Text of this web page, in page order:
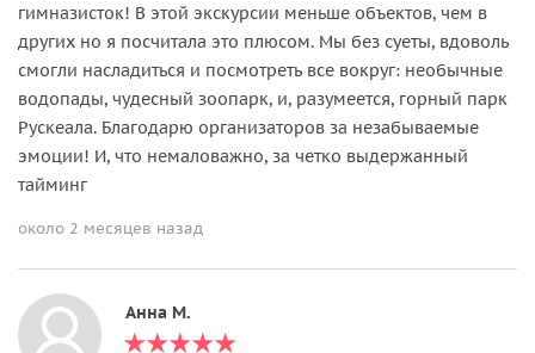
гимназисток! В этой экскурсии меньше объектов, чем в
других но я посчитала это плюсом. Мы без суеты, вдоволь
смогли насладиться и посмотреть все вокруг: необычные
водопады, чудесный зоопарк, и, разумеется, горный парк
Рускеала. Благодарю организаторов за незабываемые
эмоции! И, что немаловажно, за четко выдержанный
тайминг
около 2 месяцев назад
Анна М.